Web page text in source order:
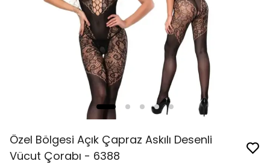
Özel Bölgesi Açık Çapraz Askılı Desenli
Vücut Çorabı - 6388